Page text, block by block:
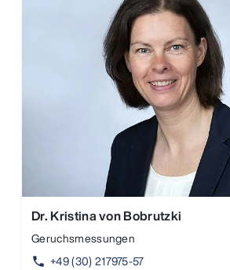
Dr. Kristina von Bobrutzki
Geruchsmessungen
phone +49 (30) 217975-57